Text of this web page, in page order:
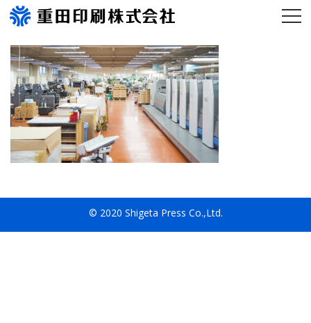
© 2020 Shigeta Press Co.,Ltd.